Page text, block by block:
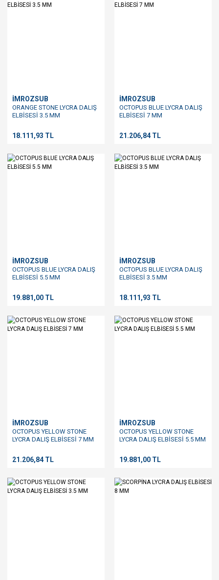
İMROZSUB
ORANGE STONE LYCRA DALIŞ
ELBİSESİ 3.5 MM
18.111,93 TL
İMROZSUB
OCTOPUS BLUE LYCRA DALIŞ
ELBİSESİ 7 MM
21.206,84 TL
İMROZSUB
OCTOPUS BLUE LYCRA DALIŞ
ELBİSESİ 5.5 MM
19.881,00 TL
İMROZSUB
OCTOPUS BLUE LYCRA DALIŞ
ELBİSESİ 3.5 MM
18.111,93 TL
İMROZSUB
OCTOPUS YELLOW STONE
LYCRA DALIŞ ELBİSESİ 7 MM
21.206,84 TL
İMROZSUB
OCTOPUS YELLOW STONE
LYCRA DALIŞ ELBİSESİ 5.5 MM
19.881,00 TL